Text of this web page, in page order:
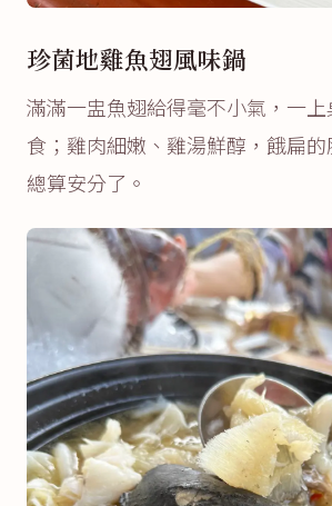
珍菌地雞魚翅風味鍋
滿滿一盅魚翅給得毫不小氣，一
食；雞肉細嫩、雞湯鮮醇，餓扁
總算安分了。